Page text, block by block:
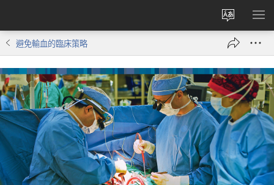
更
改
網
站
語
言
顯
單
避免輸血的臨床策略